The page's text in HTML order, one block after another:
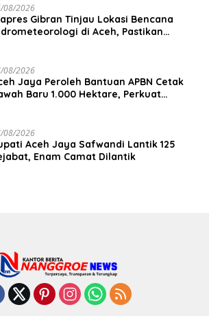
08/2026
Gibran Tinjau Lokasi Bencana
di Aceh, Pastikan
08/2026
Jaya Peroleh Bantuan APBN Cetak
Baru 1.000 Hektare, Perkuat
08/2026
Aceh Jaya Safwandi Lantik 125
Enam Camat Dilantik